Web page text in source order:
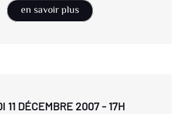
en savoir plus
11 DÉCEMBRE 2007 - 17H